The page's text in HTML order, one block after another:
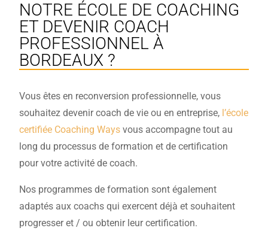
NOTRE ÉCOLE DE COACHING
ET DEVENIR COACH
PROFESSIONNEL À
BORDEAUX ?
Vous êtes en reconversion professionnelle, vous
souhaitez devenir coach de vie ou en entreprise, l’école
certifiée Coaching Ways vous accompagne tout au
long du processus de formation et de certification
pour votre activité de coach.
Nos programmes de formation sont également
adaptés aux coachs qui exercent déjà et souhaitent
progresser et / ou obtenir leur certification.